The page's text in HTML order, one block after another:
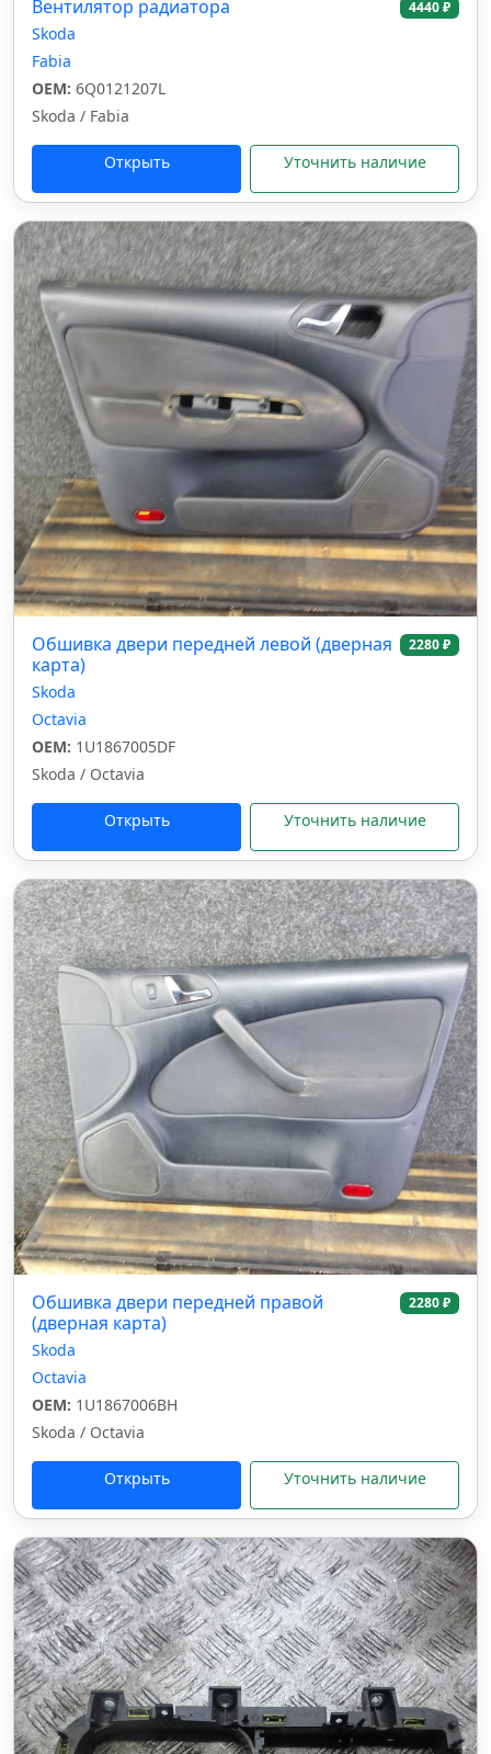
Вентилятор радиатора 4440 ₽
Skoda
Fabia
OEM: 6Q0121207L
Skoda / Fabia
Открыть Уточнить наличие
Обшивка двери передней левой (дверная
карта)
2280 ₽
Skoda
Octavia
OEM: 1U1867005DF
Skoda / Octavia
Открыть Уточнить наличие
Обшивка двери передней правой
(дверная карта)
2280 ₽
Skoda
Octavia
OEM: 1U1867006BH
Skoda / Octavia
Открыть Уточнить наличие